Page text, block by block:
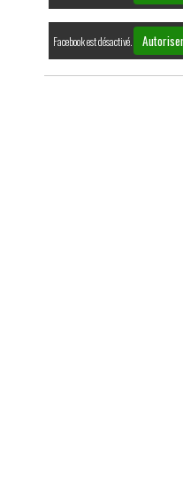
Facebook est désactivé.